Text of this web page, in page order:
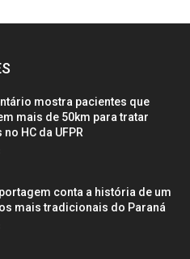
mostra pacientes que
mais de 50km para tratar
HC da UFPR
conta a história de um
mais tradicionais do Paraná